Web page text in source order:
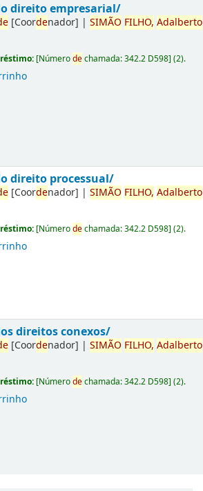
direito empresarial/
[Coordenador] |SIMÃO FILHO, Adalberto
[Númerodechamada:342.2 D598](2).
direito processual/
[Coordenador] |SIMÃO FILHO, Adalberto
[Númerodechamada:342.2 D598](2).
direitos conexos/
[Coordenador] |SIMÃO FILHO, Adalberto
[Númerodechamada:342.2 D598](2).